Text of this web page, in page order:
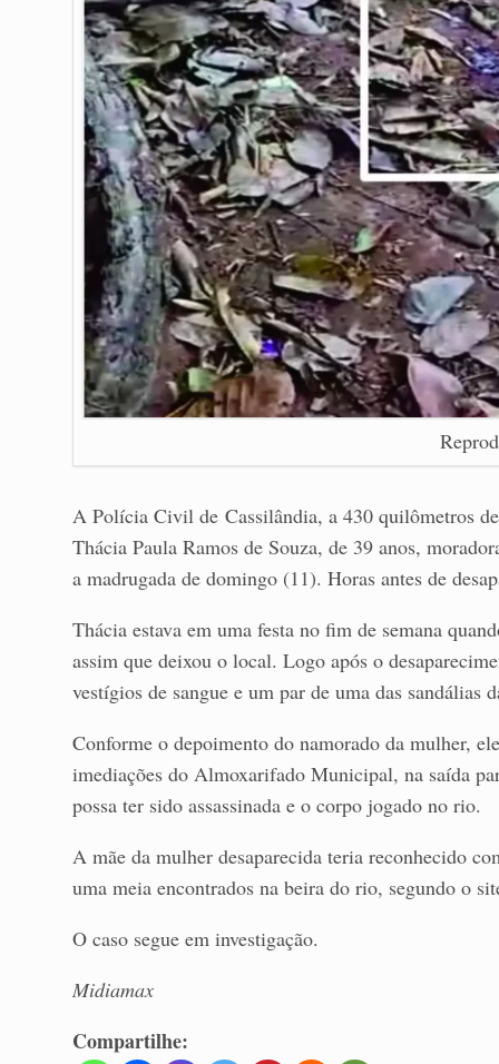
A Polícia Civil de Cassilândia, a 430 quilômetros
Thácia Paula Ramos de Souza, de 39 anos,
a madrugada de domingo (11). Horas antes de
Thácia estava em uma festa no fim de semana
assim que deixou o local. Logo após o
vestígios de sangue e um par de uma das sandálias
Conforme o depoimento do namorado da mulher,
imediações do Almoxarifado Municipal, na saída
possa ter sido assassinada e o corpo jogado no rio.
A mãe da mulher desaparecida teria reconhecido
uma meia encontrados na beira do rio, segundo o
O caso segue em investigação.
Midiamax
Compartilhe: